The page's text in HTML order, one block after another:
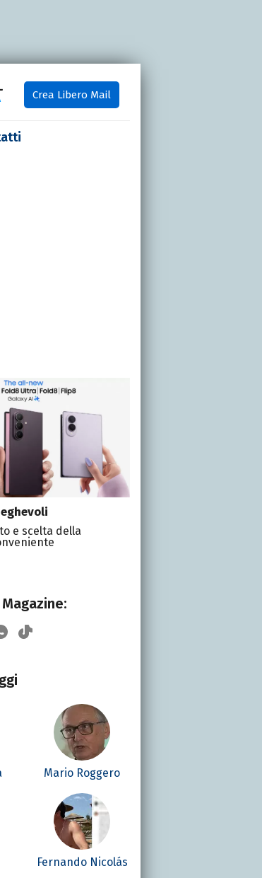
Crea Libero Mail
e scelta della
Mario Roggero
Fernando Nicolás